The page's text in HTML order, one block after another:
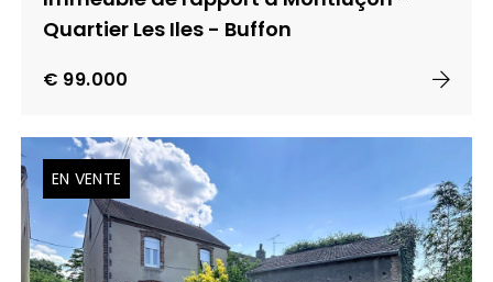
Quartier Les Iles - Buffon
€ 99.000
EN VENTE